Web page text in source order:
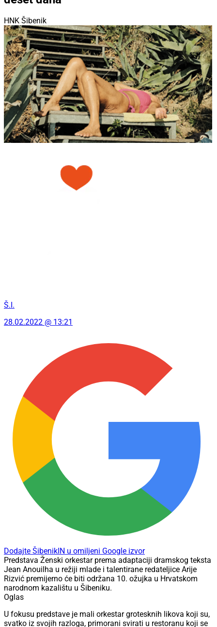
HNK Šibenik
Š.I.
28.02.2022 @ 13:21
Dodajte ŠibenikIN u omiljeni Google izvor
Predstava Ženski orkestar prema adaptaciji dramskog teksta
Jean Anouilha u režiji mlade i talentirane redateljice Arije
Rizvić premijerno će biti održana 10. ožujka u Hrvatskom
narodnom kazalištu u Šibeniku.
Oglas
U fokusu predstave je mali orkestar grotesknih likova koji su,
svatko iz svojih razloga, primorani svirati u restoranu koji se